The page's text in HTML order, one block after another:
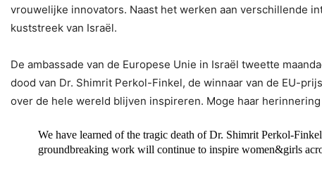
vrouwelijke innovators. Naast het werken aan verschillende
kuststreek van Israël.
De ambassade van de Europese Unie in Israël tweette
dood van Dr. Shimrit Perkol-Finkel, de winnaar van de EU-
over de hele wereld blijven inspireren. Moge haar herinnering
We have learned of the tragic death of Dr. Shimrit Perkol-
groundbreaking work will continue to inspire women&girls